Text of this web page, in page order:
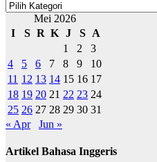
Kategori
Mei 2026
I
S R K J S
A
1
2
3
4
5 6 7 8 9
10
11 12 13 14 15 16 17
18 19 20 21 22 23 24
25 26 27 28 29 30 31
« Apr
Jun »
Artikel Bahasa Inggeris